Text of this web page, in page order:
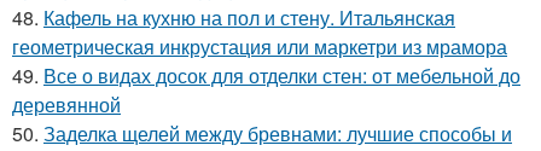
48. Кафель на кухню на пол и стену. Итальянская
геометрическая инкрустация или маркетри из мрамора
49. Все о видах досок для отделки стен: от мебельной до
деревянной
50. Заделка щелей между бревнами: лучшие способы и